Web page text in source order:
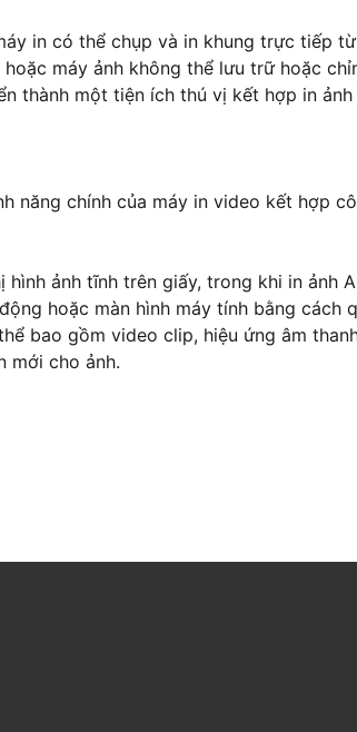
in có thể chụp và in khung trực tiếp
máy ảnh không thể lưu trữ hoặc
thành một tiện ích thú vị kết hợp in
năng chính của máy in video kết hợp
ảnh tĩnh trên giấy, trong khi in ảnh
hoặc màn hình máy tính bằng cách
bao gồm video clip, hiệu ứng âm
mới cho ảnh.